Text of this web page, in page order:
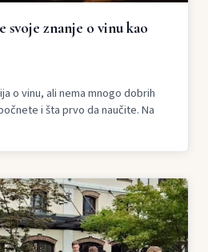
svoje znanje o vinu kao
o vinu, ali nema mnogo dobrih
i šta prvo da naučite. Na